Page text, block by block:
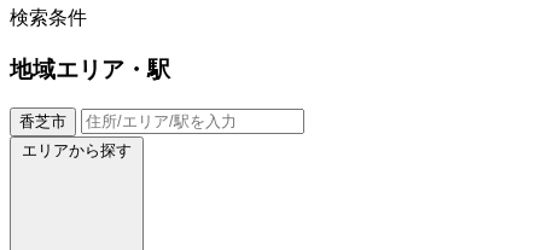
検索条件
地域エリア・駅
香芝市
エリアから探す